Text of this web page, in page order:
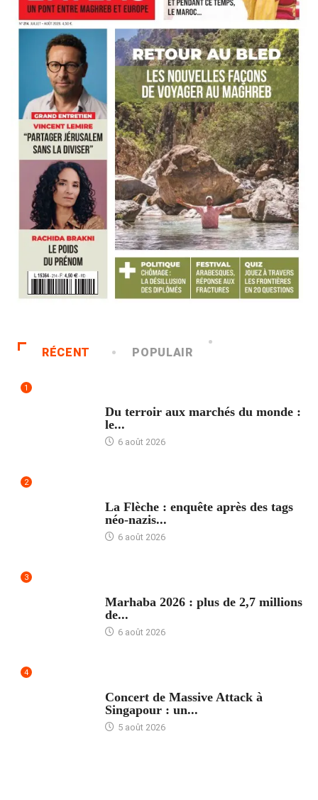
RÉCENT POPULAIR
1
Du terroir aux marchés du monde :
le...
6 août 2026
2
La Flèche : enquête après des tags
néo-nazis...
6 août 2026
3
Marhaba 2026 : plus de 2,7 millions
de...
6 août 2026
4
Concert de Massive Attack à
Singapour : un...
5 août 2026